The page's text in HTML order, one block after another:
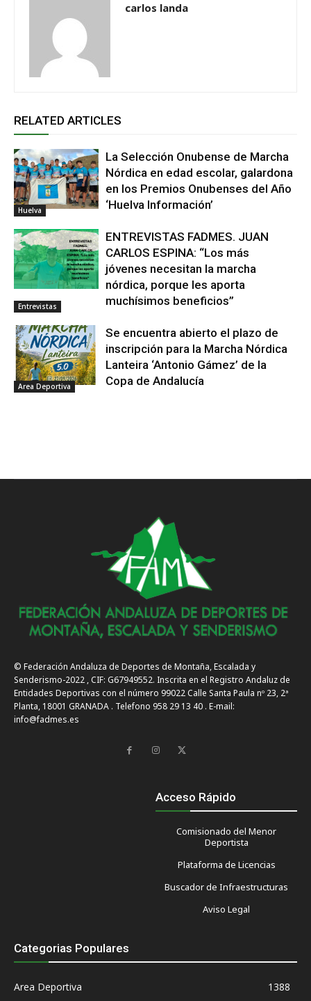
carlos landa
RELATED ARTICLES
Huelva
La Selección Onubense de Marcha
Nórdica en edad escolar, galardona
en los Premios Onubenses del Año
‘Huelva Información’
Entrevistas
ENTREVISTAS FADMES. JUAN
CARLOS ESPINA: “Los más
jóvenes necesitan la marcha
nórdica, porque les aporta
muchísimos beneficios”
Area Deportiva
Se encuentra abierto el plazo de
inscripción para la Marcha Nórdica
Lanteira ‘Antonio Gámez’ de la
Copa de Andalucía
© Federación Andaluza de Deportes de Montaña, Escalada y
Senderismo-2022 , CIF: G67949552. Inscrita en el Registro Andaluz de
Entidades Deportivas con el número 99022 Calle Santa Paula nº 23, 2ª
Planta, 18001 GRANADA . Telefono 958 29 13 40 . E-mail:
info@fadmes.es
Acceso Rápido
Comisionado del Menor
Deportista
Plataforma de Licencias
Buscador de Infraestructuras
Aviso Legal
Categorias Populares
Area Deportiva
1388